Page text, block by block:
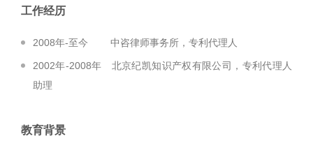
工作经历
2008年-至今 中咨律师事务所，专利代理人
2002年-2008年 北京纪凯知识产权有限公司，专利代理人
助理
教育背景